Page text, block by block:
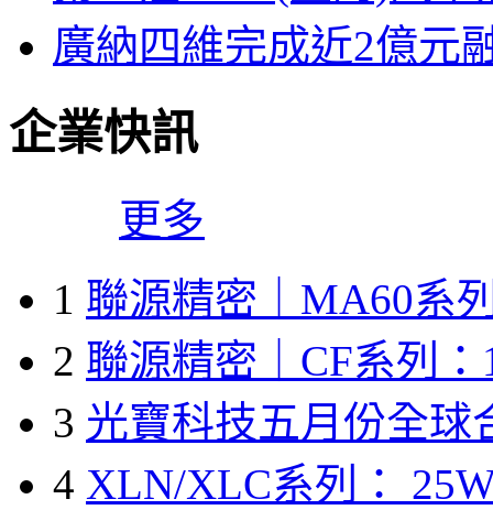
廣納四維完成近2億元
企業快訊
更多
1 聯源精密｜MA60系
2 聯源精密｜CF系列：
3 光寶科技五月份全球
4 XLN/XLC系列：